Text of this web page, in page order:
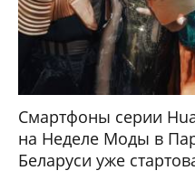
Смартфоны серии
на Неделе Моды в
Беларуси уже